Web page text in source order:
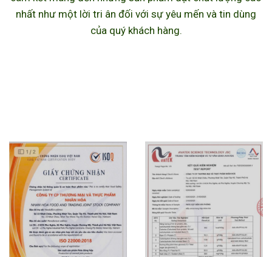
nhất như một lời tri ân đối với sự yêu mến và tin dùng
của quý khách hàng.